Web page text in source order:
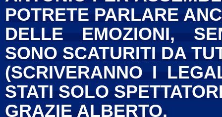
POTRETE PARLARE
DELLE EMOZIONI,
SONO SCATURITI DA
(SCRIVERANNO I
STATI SOLO
GRAZIE ALBERTO.